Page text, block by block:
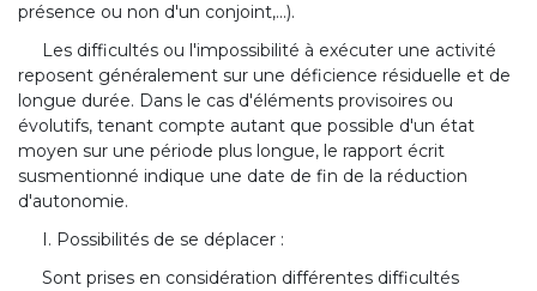
présence ou non d'un conjoint,...).
Les difficultés ou l'impossibilité à exécuter une activité
reposent généralement sur une déficience résiduelle et de
longue durée. Dans le cas d'éléments provisoires ou
évolutifs, tenant compte autant que possible d'un état
moyen sur une période plus longue, le rapport écrit
susmentionné indique une date de fin de la réduction
d'autonomie.
I. Possibilités de se déplacer :
Sont prises en considération différentes difficultés